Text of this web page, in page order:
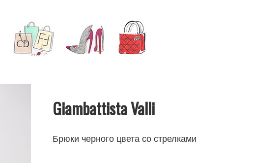
Giambattista Valli
Брюки черного цвета со стрелками